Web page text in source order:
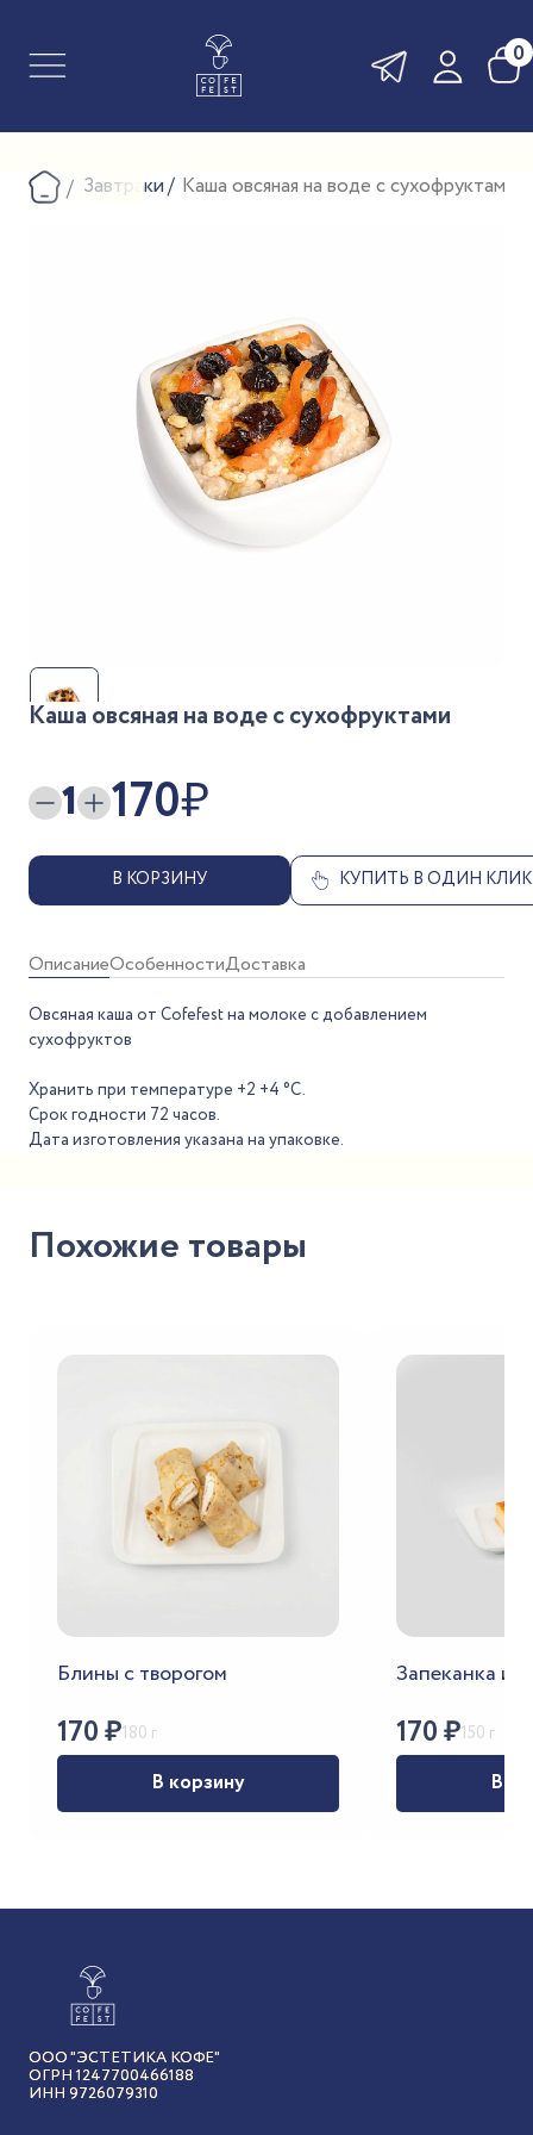
0
Завтраки Каша овсяная на воде с сухофруктами
Каша овсяная на воде с сухофруктами
1 170₽
В КОРЗИНУ КУПИТЬ В ОДИН КЛИК
ОписаниеОсобенностиДоставка
Овсяная каша от Cofefest на молоке с добавлением
сухофруктов
Хранить при температуре +2 +4 °С.
Срок годности 72 часов.
Дата изготовления указана на упаковке.
Похожие товары
Блины с творогом
170₽180 г
В корзину
Запеканка из
170₽150 г
В
ООО "ЭСТЕТИКА КОФЕ"
ОГРН 1247700466188
ИНН 9726079310